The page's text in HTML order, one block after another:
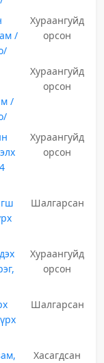
/
Хураангуйд
орсон
/
Хураангуйд
орсон
Хураангуйд
орсон
Шалгарсан
Хураангуйд
орсон
Шалгарсан
Хасагдсан